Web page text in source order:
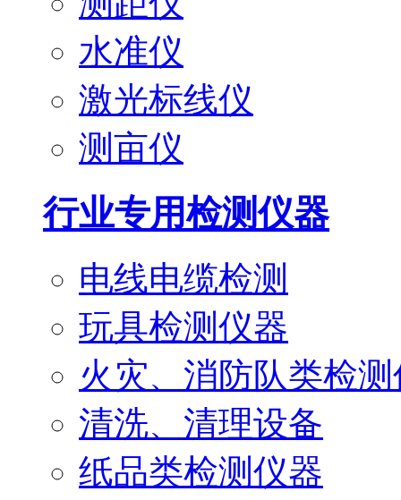
水准仪
激光标线仪
测亩仪
行业专用检测仪器
电线电缆检测
玩具检测仪器
火灾、消防队类检
清洗、清理设备
纸品类检测仪器